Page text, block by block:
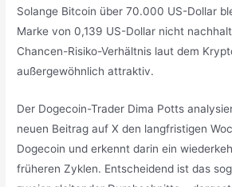
Solange Bitcoin über 70.000 US-Dollar
Marke von 0,139 US-Dollar nicht
Chancen-Risiko-Verhältnis laut dem
außergewöhnlich attraktiv.
Der Dogecoin-Trader Dima Potts
neuen Beitrag auf X den langfristigen
Dogecoin und erkennt darin ein
früheren Zyklen. Entscheidend ist das